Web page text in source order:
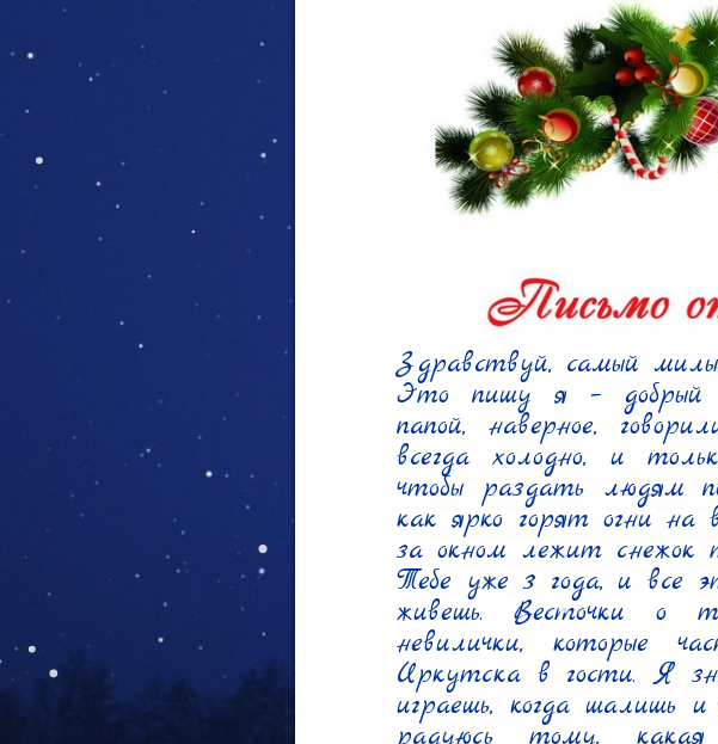
Здравствуй, самый
Это пишу я – добрый
папой, наверное,
всегда холодно, и
чтобы раздать людям
как ярко горят огни на
за окном лежит
Тебе уже 3 года, и все
живешь. Весточки о
невилички, которые
Иркутска в гости. Я
играешь, когда шалишь